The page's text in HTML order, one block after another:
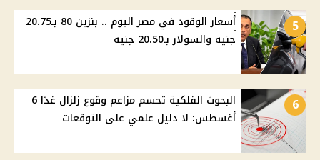
5
أسعار الوقود في مصر اليوم .. بنزين 80 بـ20.75
جنيه والسولار بـ20.50 جنيه
6
البحوث الفلكية تحسم مزاعم وقوع زلزال غدًا 6
أغسطس: لا دليل علمي على التوقعات